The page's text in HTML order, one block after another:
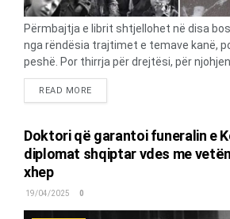
Përmbajtja e librit shtjellohet në disa
nga rëndësia trajtimet e temave kanë,
peshë. Por thirrja për drejtësi, për
ushtruar nga andartët grekë, për fitoren
çame ndihet e fortë ana-mbanë
botuar, kryesisht, në gazetën “Telegraf”.
botuar në kohë dhe në numra të
njohur në botën e larmishme të
vepronin me një ndikim të koncentruar.
përmbledhur në një libër të vëllimshëm,
i spikatur. Veçoria- veçantia e
READ MOREDETAILS
Doktori që garantoi funeralin e
diplomat shqiptar vdes me
xhep
19/04/2025 0